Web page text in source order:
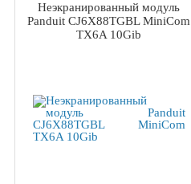
Неэкранированный модуль
Panduit CJ6X88TGBL MiniCom
TX6A 10Gib